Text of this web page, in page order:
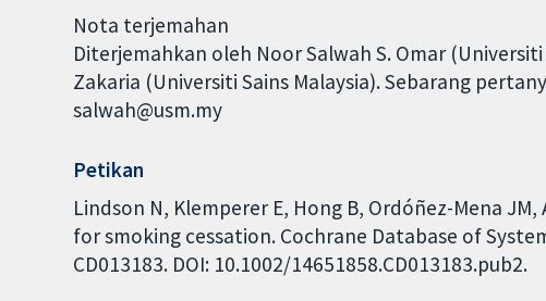
Nota terjemahan
Diterjemahkan oleh Noor Salwah S. Omar
Zakaria (Universiti Sains Malaysia). Sebarang
salwah@usm.my
Petikan
Lindson N, Klemperer E, Hong B, Ordóñez-Mena
for smoking cessation. Cochrane Database of
CD013183. DOI: 10.1002/14651858.CD013183.pub2.